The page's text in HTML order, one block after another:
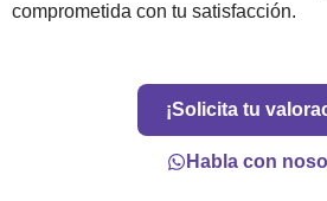
comprometida con tu satisfacción.
¡Solicita tu
Habla con